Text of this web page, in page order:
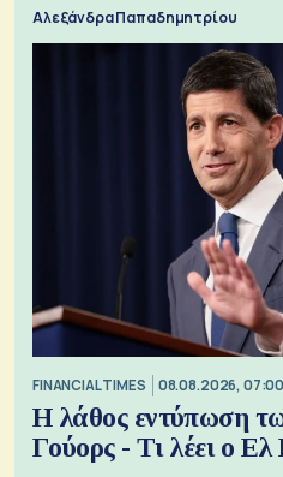
Αλεξάνδρα Παπαδημητρίου
FINANCIAL TIMES 08.08.2026, 07:00
Η λάθος εντύπωση
Γούορς - Τι λέει ο Ελ